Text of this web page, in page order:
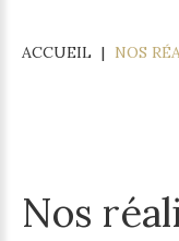
ACCUEIL | NOS
Nos